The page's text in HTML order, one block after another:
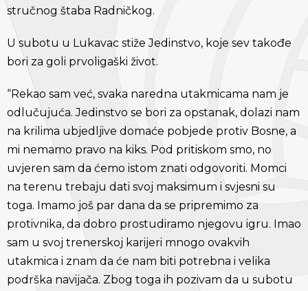
stručnog štaba Radničkog.
U subotu u Lukavac stiže Jedinstvo, koje sev takođe
bori za goli prvoligaški život.
“Rekao sam već, svaka naredna utakmicama nam je
odlučujuća. Jedinstvo se bori za opstanak, dolazi nam
na krilima ubjedljive domaće pobjede protiv Bosne, a
mi nemamo pravo na kiks. Pod pritiskom smo, no
uvjeren sam da ćemo istom znati odgovoriti. Momci
na terenu trebaju dati svoj maksimum i svjesni su
toga. Imamo još par dana da se pripremimo za
protivnika, da dobro prostudiramo njegovu igru. Imao
sam u svoj trenerskoj karijeri mnogo ovakvih
utakmica i znam da će nam biti potrebna i velika
podrška navijača. Zbog toga ih pozivam da u subotu